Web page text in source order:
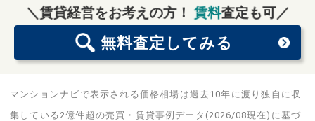
＼賃貸経営をお考えの方！賃料査定も可／
無料査定 してみる
マンションナビで表示される価格相場は過去10年に渡り独自に収
集している2億件超の売買・賃貸事例データ(2026/08現在)に基づ